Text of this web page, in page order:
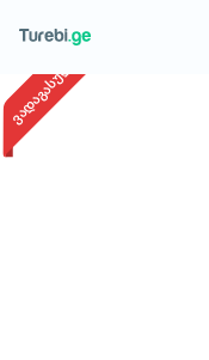
ვადაგასული